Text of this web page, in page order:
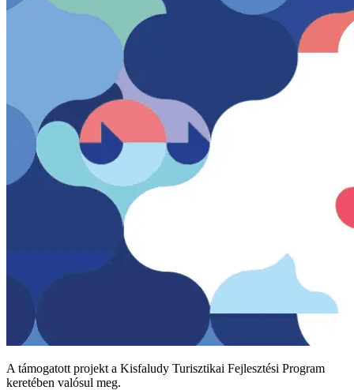
A támogatott projekt a Kisfaludy Turisztikai Fejlesztési Program
keretében valósul meg.